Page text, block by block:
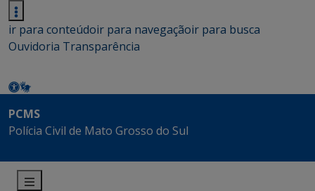
ir para conteúdoir para navegaçãoir para busca
Ouvidoria Transparência
PCMS
Polícia Civil de Mato Grosso do Sul